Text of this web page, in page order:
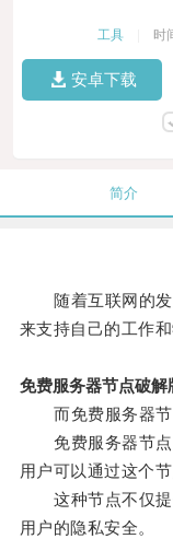
工具 时
安卓下载
简介
随着互联网的发
来支持自己的工作和
免费服务器节点破解
而免费服务器节
免费服务器节点
用户可以通过这个
这种节点不仅提
用户的隐私安全。